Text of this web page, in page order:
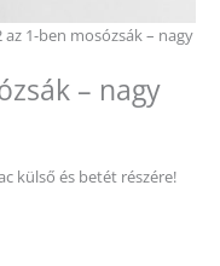
az 1-ben mosózsák – nagy
– nagy
külső és betét részére!